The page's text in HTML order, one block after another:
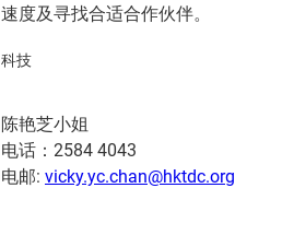
速度及寻找合适合作伙伴。
科技
陈艳芝小姐
电话：2584 4043
电邮: vicky.yc.chan@hktdc.org